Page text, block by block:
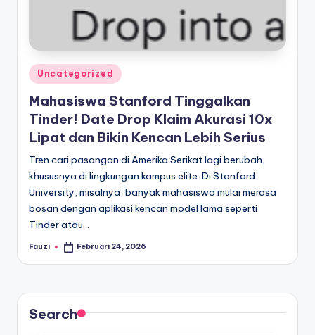
Posted
in
Uncategorized
Mahasiswa Stanford Tinggalkan
Tinder! Date Drop Klaim Akurasi 10x
Lipat dan Bikin Kencan Lebih Serius
Tren cari pasangan di Amerika Serikat lagi berubah,
khususnya di lingkungan kampus elite. Di Stanford
University, misalnya, banyak mahasiswa mulai merasa
bosan dengan aplikasi kencan model lama seperti
Tinder atau…
Posted
Fauzi Februari 24, 2026
Search